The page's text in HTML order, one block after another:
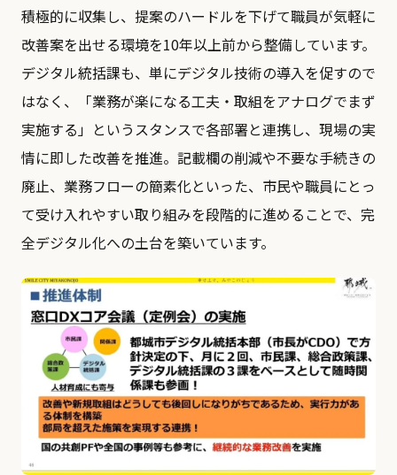
積極的に収集し、提案のハードルを下げて職員が気軽に
改善案を出せる環境を10年以上前から整備しています。
デジタル統括課も、単にデジタル技術の導入を促すので
はなく、「業務が楽になる工夫・取組をアナログでまず
実施する」というスタンスで各部署と連携し、現場の実
情に即した改善を推進。記載欄の削減や不要な手続きの
廃止、業務フローの簡素化といった、市民や職員にとっ
て受け入れやすい取り組みを段階的に進めることで、完
全デジタル化への土台を築いています。